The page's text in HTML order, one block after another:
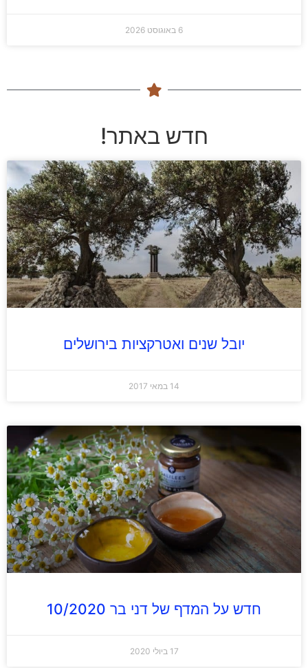
6 באוגוסט 2026
חדש באתר!
יובל שנים ואטרקציות בירושלים
14 במאי 2017
חדש על המדף של דני בר 10/2020
17 ביולי 2020